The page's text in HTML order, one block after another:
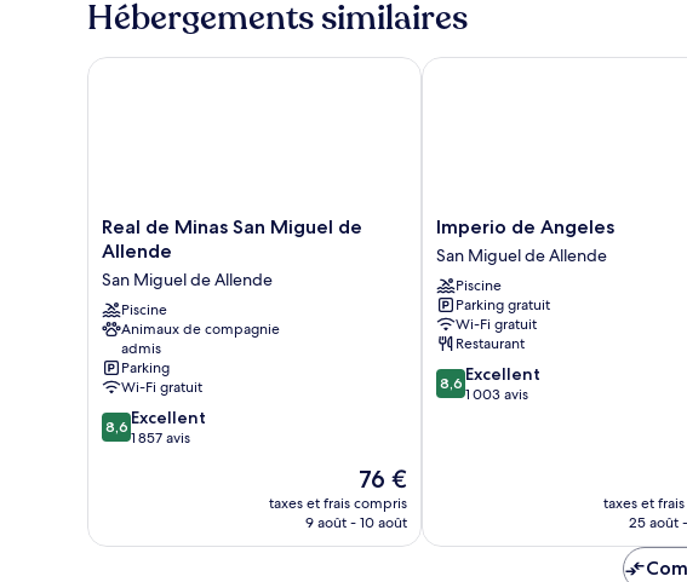
Standard
de
Chambre
Hébergements similaires
Real
de
San
Miguel
de
Allende
San
Miguel
de
Allende
Real de Minas San Miguel de
Allende
San Miguel de Allende
Piscine
Animaux de compagnie
admis
Parking
Wi-Fi gratuit
8.6
sur
8,6 Excellent
1 857 avis
Le
nouveau
prix
76 €
taxes et frais compris
9 août - 10 août
Real de Minas San Miguel de Allende
Imperio
de
Angeles
San
Miguel
de
Allende
Imperio de Angeles
San Miguel de Allende
Piscine
Parking gratuit
Wi-Fi gratuit
Restaurant
8.6
sur
8,6 Excellent
1 003 avis
taxes et
25 août
Imperio de Angeles